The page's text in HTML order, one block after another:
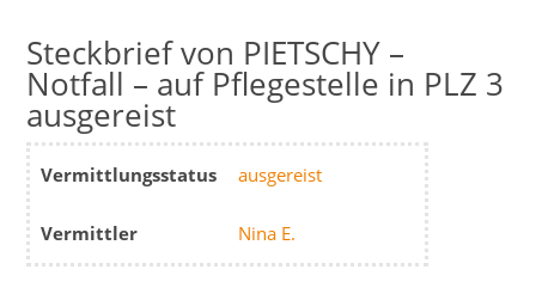
PIETSCHY –
Notfall – auf Pflegestelle in PLZ 3
ausgereist
Vermittlungsstatus ausgereist
Vermittler Nina E.